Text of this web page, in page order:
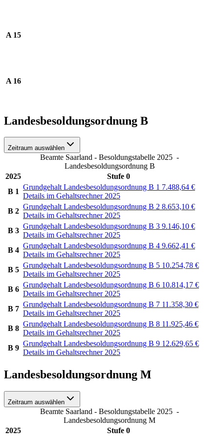
A 15
A 16
Landesbesoldungsordnung B
Zeitraum auswählen
Beamte Saarland - Besoldungstabelle 2025 -
Landesbesoldungsordnung B
2025
Stufe 0
B 1
Grundgehalt Landesbesoldungsordnung B 1 7.488,64 €
Details im Gehaltsrechner 2025
B 2
Grundgehalt Landesbesoldungsordnung B 2 8.653,10 €
Details im Gehaltsrechner 2025
B 3
Grundgehalt Landesbesoldungsordnung B 3 9.146,10 €
Details im Gehaltsrechner 2025
B 4
Grundgehalt Landesbesoldungsordnung B 4 9.662,41 €
Details im Gehaltsrechner 2025
B 5
Grundgehalt Landesbesoldungsordnung B 5 10.254,78 €
Details im Gehaltsrechner 2025
B 6
Grundgehalt Landesbesoldungsordnung B 6 10.814,17 €
Details im Gehaltsrechner 2025
B 7
Grundgehalt Landesbesoldungsordnung B 7 11.358,30 €
Details im Gehaltsrechner 2025
B 8
Grundgehalt Landesbesoldungsordnung B 8 11.925,46 €
Details im Gehaltsrechner 2025
B 9
Grundgehalt Landesbesoldungsordnung B 9 12.629,65 €
Details im Gehaltsrechner 2025
Landesbesoldungsordnung M
Zeitraum auswählen
Beamte Saarland - Besoldungstabelle 2025 -
Landesbesoldungsordnung M
2025
Stufe 0